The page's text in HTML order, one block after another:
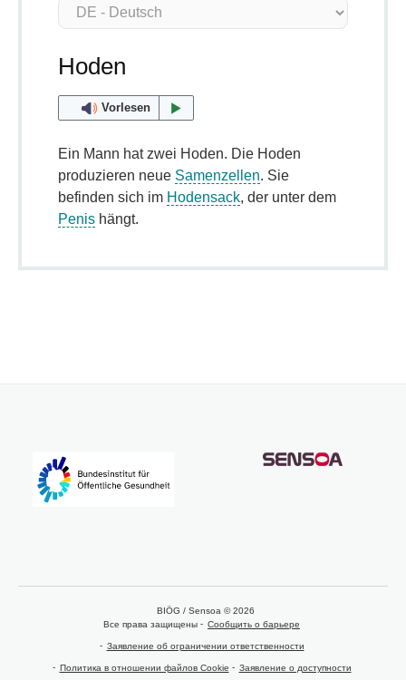
Hoden
Vorlesen
Ein Mann hat zwei Hoden. Die Hoden
produzieren neue Samenzellen. Sie
befinden sich im Hodensack, der unter dem
Penis hängt.
BIÖG / Sensoa © 2026
Все права защищены
Сообщить о барьере
Заявление об ограничении ответственности
Политика в отношении файлов Cookie Заявление о доступности